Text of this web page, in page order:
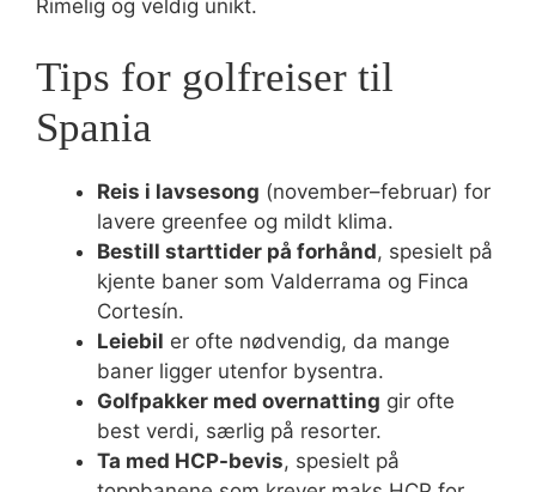
Rimelig og veldig unikt.
Tips for golfreiser til
Spania
Reis i lavsesong (november–februar) for
lavere greenfee og mildt klima.
Bestill starttider på forhånd, spesielt på
kjente baner som Valderrama og Finca
Cortesín.
Leiebil er ofte nødvendig, da mange
baner ligger utenfor bysentra.
Golfpakker med overnatting gir ofte
best verdi, særlig på resorter.
Ta med HCP-bevis, spesielt på